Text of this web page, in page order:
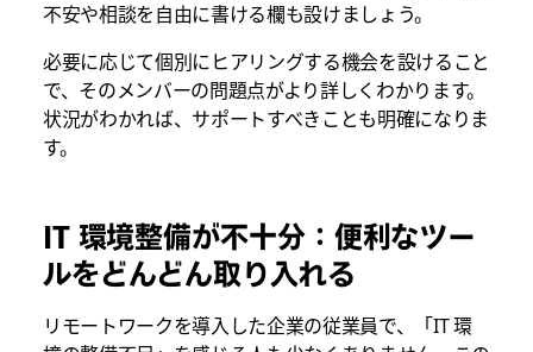
不安や相談を自由に書ける欄も設けましょう。
必要に応じて個別にヒアリングする機会を設けること
で、そのメンバーの問題点がより詳しくわかります。
状況がわかれば、サポートすべきことも明確になりま
す。
IT 環境整備が不十分：便利なツー
ルをどんどん取り入れる
リモートワークを導入した企業の従業員で、「IT 環